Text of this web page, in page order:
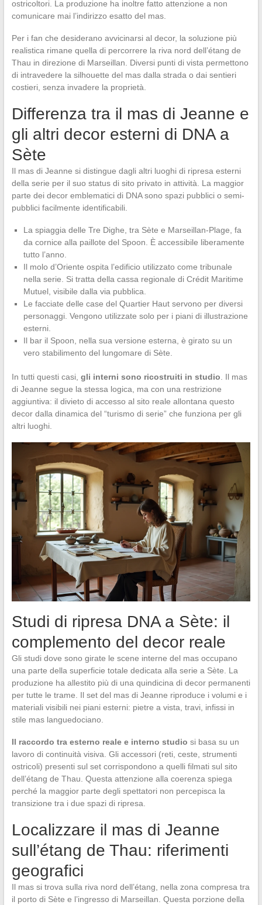
ostricoltori. La produzione ha inoltre fatto attenzione a non
comunicare mai l’indirizzo esatto del mas.
Per i fan che desiderano avvicinarsi al decor, la soluzione più
realistica rimane quella di percorrere la riva nord dell’étang de
Thau in direzione di Marseillan. Diversi punti di vista permettono
di intravedere la silhouette del mas dalla strada o dai sentieri
costieri, senza invadere la proprietà.
Differenza tra il mas di Jeanne e
gli altri decor esterni di DNA a
Sète
Il mas di Jeanne si distingue dagli altri luoghi di ripresa esterni
della serie per il suo status di sito privato in attività. La maggior
parte dei decor emblematici di DNA sono spazi pubblici o semi-
pubblici facilmente identificabili.
La spiaggia delle Tre Dighe, tra Sète e Marseillan-Plage, fa
da cornice alla paillote del Spoon. È accessibile liberamente
tutto l’anno.
Il molo d’Oriente ospita l’edificio utilizzato come tribunale
nella serie. Si tratta della cassa regionale di Crédit Maritime
Mutuel, visibile dalla via pubblica.
Le facciate delle case del Quartier Haut servono per diversi
personaggi. Vengono utilizzate solo per i piani di illustrazione
esterni.
Il bar il Spoon, nella sua versione esterna, è girato su un
vero stabilimento del lungomare di Sète.
In tutti questi casi, gli interni sono ricostruiti in studio . Il mas
di Jeanne segue la stessa logica, ma con una restrizione
aggiuntiva: il divieto di accesso al sito reale allontana questo
decor dalla dinamica del “turismo di serie” che funziona per gli
altri luoghi.
Studi di ripresa DNA a Sète: il
complemento del decor reale
Gli studi dove sono girate le scene interne del mas occupano
una parte della superficie totale dedicata alla serie a Sète. La
produzione ha allestito più di una quindicina di decor permanenti
per tutte le trame. Il set del mas di Jeanne riproduce i volumi e i
materiali visibili nei piani esterni: pietre a vista, travi, infissi in
stile mas languedociano.
Il raccordo tra esterno reale e interno studio si basa su un
lavoro di continuità visiva. Gli accessori (reti, ceste, strumenti
ostricoli) presenti sul set corrispondono a quelli filmati sul sito
dell’étang de Thau. Questa attenzione alla coerenza spiega
perché la maggior parte degli spettatori non percepisca la
transizione tra i due spazi di ripresa.
Localizzare il mas di Jeanne
sull’étang de Thau: riferimenti
geografici
Il mas si trova sulla riva nord dell’étang, nella zona compresa tra
il porto di Sète e l’ingresso di Marseillan. Questa porzione della